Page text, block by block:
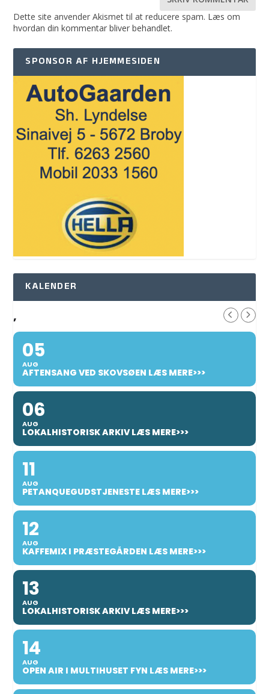
Dette site anvender Akismet til at reducere spam. Læs om
hvordan din kommentar bliver behandlet.
SPONSOR AF HJEMMESIDEN
KALENDER
,
05
AUG
AFTENSANG VED SKOVSØEN LÆS MERE>>>
06
AUG
LOKALHISTORISK ARKIV LÆS MERE>>>
11
AUG
PETANQUEGUDSTJENESTE LÆS MERE>>>
12
AUG
KAFFEMIX I PRÆSTEGÅRDEN LÆS MERE>>>
13
AUG
LOKALHISTORISK ARKIV LÆS MERE>>>
14
AUG
OPEN AIR I MULTIHUSET FYN LÆS MERE>>>